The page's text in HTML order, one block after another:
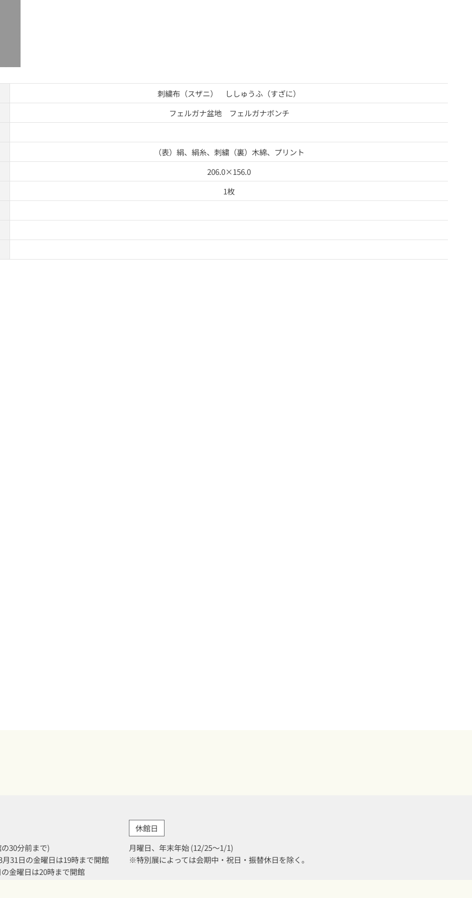
刺繍布（スザニ） ししゅうふ（すざに）
フェルガナ盆地 フェルガナボンチ
（表）絹、絹糸、刺繍（裏）木綿、プリント
206.0×156.0
1枚
30分前まで)
31日の金曜日は19時まで開館
金曜日は20時まで開館
休館日
月曜日、年末年始 (12/25～1/1)
※特別展によっては会期中・祝日・振替休日を除く。